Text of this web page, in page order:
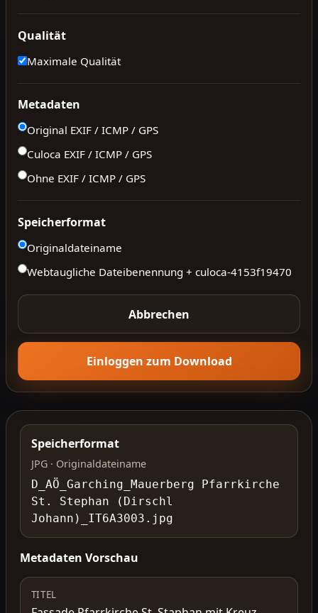
Qualität
Maximale Qualität
Metadaten
Original EXIF / ICMP / GPS
Culoca EXIF / ICMP / GPS
Ohne EXIF / ICMP / GPS
Speicherformat
Originaldateiname
Webtaugliche Dateibenennung + culoca-4153f19470
Abbrechen
Einloggen zum Download
Speicherformat
JPG · Originaldateiname
D_AÖ_Garching_Mauerberg Pfarrkirche
St. Stephan (Dirschl
Johann)_IT6A3003.jpg
Metadaten Vorschau
TITEL